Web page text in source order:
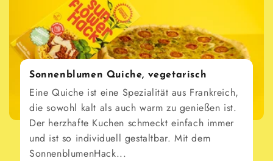
Sonnenblumen Quiche, vegetarisch
Eine Quiche ist eine Spezialität aus Frankreich,
die sowohl kalt als auch warm zu genießen ist.
Der herzhafte Kuchen schmeckt einfach immer
und ist so individuell gestaltbar. Mit dem
SonnenblumenHack...